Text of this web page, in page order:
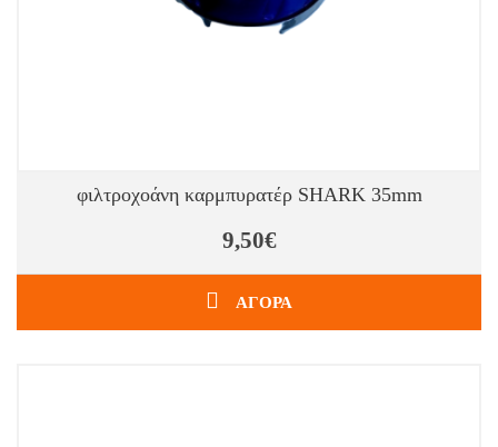
φιλτροχοάνη καρμπυρατέρ SHARK 35mm
9,50€
ΑΓΟΡΑ